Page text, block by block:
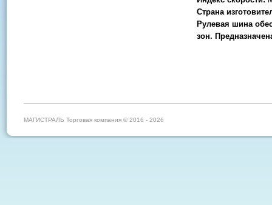
Страна
Рулевая шина
зон.
МАГИСТРАЛЬ Торговая компания © 2016 - 2026